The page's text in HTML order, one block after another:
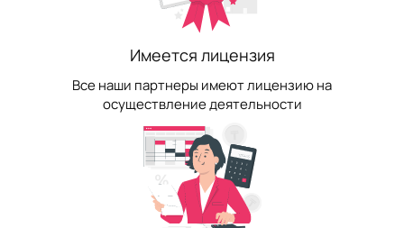
Имеется лицензия
Все наши партнеры имеют лицензию на
осуществление деятельности